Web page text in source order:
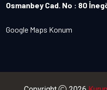
Osmanbey Cad. No : 80
Google Maps Konum